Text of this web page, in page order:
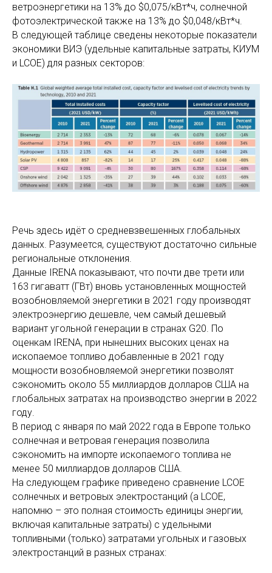
ветроэнергетики на 13% до $0,075/кВт*ч, солнечной
фотоэлектрической также на 13% до $0,048/кВт*ч.
В следующей таблице сведены некоторые показатели
экономики ВИЭ (удельные капитальные затраты, КИУМ
и LCOE) для разных секторов:
Речь здесь идёт о средневзвешенных глобальных
данных. Разумеется, существуют достаточно сильные
региональные отклонения.
Данные IRENA показывают, что почти две трети или
163 гигаватт (ГВт) вновь установленных мощностей
возобновляемой энергетики в 2021 году производят
электроэнергию дешевле, чем самый дешевый
вариант угольной генерации в странах G20. По
оценкам IRENA, при нынешних высоких ценах на
ископаемое топливо добавленные в 2021 году
мощности возобновляемой энергетики позволят
сэкономить около 55 миллиардов долларов США на
глобальных затратах на производство энергии в 2022
году.
В период с января по май 2022 года в Европе только
солнечная и ветровая генерация позволила
сэкономить на импорте ископаемого топлива не
менее 50 миллиардов долларов США.
На следующем графике приведено сравнение LCOE
солнечных и ветровых электростанций (а LCOE,
напомню – это полная стоимость единицы энергии,
включая капитальные затраты) с удельными
топливными (только) затратами угольных и газовых
электростанций в разных странах: